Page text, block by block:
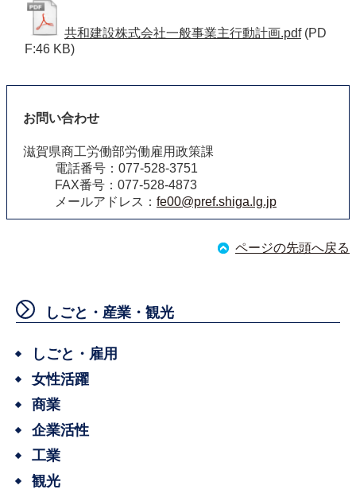
共和建設株式会社一般事業主行動計画.pdf (PD
F:46 KB)
お問い合わせ
滋賀県商工労働部労働雇用政策課
電話番号：077-528-3751
FAX番号：077-528-4873
メールアドレス： fe00@pref.shiga.lg.jp
ページの先頭へ戻る
しごと・産業・観光
しごと・雇用
女性活躍
商業
企業活性
工業
観光